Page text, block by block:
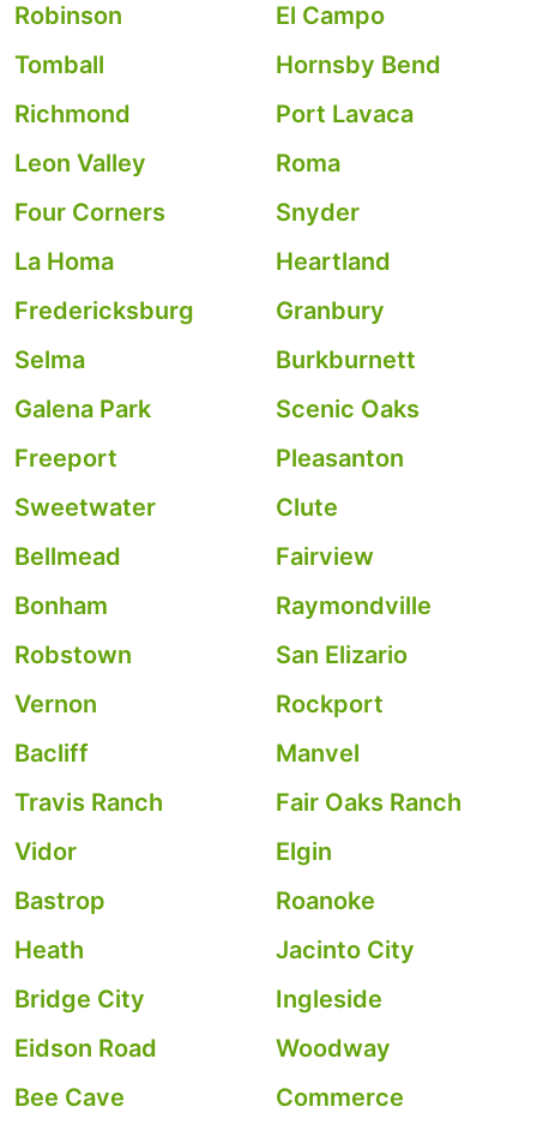
Robinson
El Campo
Tomball
Hornsby Bend
Richmond
Port Lavaca
Leon Valley
Roma
Four Corners
Snyder
La Homa
Heartland
Fredericksburg
Granbury
Selma
Burkburnett
Galena Park
Scenic Oaks
Freeport
Pleasanton
Sweetwater
Clute
Bellmead
Fairview
Bonham
Raymondville
Robstown
San Elizario
Vernon
Rockport
Bacliff
Manvel
Travis Ranch
Fair Oaks Ranch
Vidor
Elgin
Bastrop
Roanoke
Heath
Jacinto City
Bridge City
Ingleside
Eidson Road
Woodway
Bee Cave
Commerce